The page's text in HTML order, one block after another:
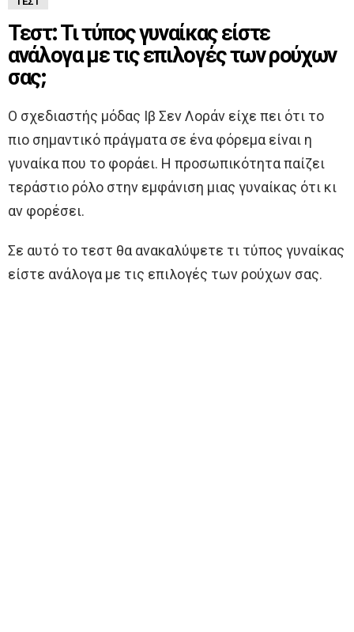
Τεστ: Τι τύπος γυναίκας είστε
ανάλογα με τις επιλογές των ρούχων
σας;
O σχεδιαστής μόδας Ιβ Σεν Λοράν είχε πει ότι το
πιο σημαντικό πράγματα σε ένα φόρεμα είναι η
γυναίκα που το φοράει. Η προσωπικότητα παίζει
τεράστιο ρόλο στην εμφάνιση μιας γυναίκας ότι κι
αν φορέσει.
Σε αυτό το τεστ θα ανακαλύψετε τι τύπος γυναίκας
είστε ανάλογα με τις επιλογές των ρούχων σας.